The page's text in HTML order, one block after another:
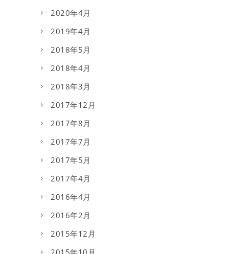
2020年4月
2019年4月
2018年5月
2018年4月
2018年3月
2017年12月
2017年8月
2017年7月
2017年5月
2017年4月
2016年4月
2016年2月
2015年12月
2015年10月